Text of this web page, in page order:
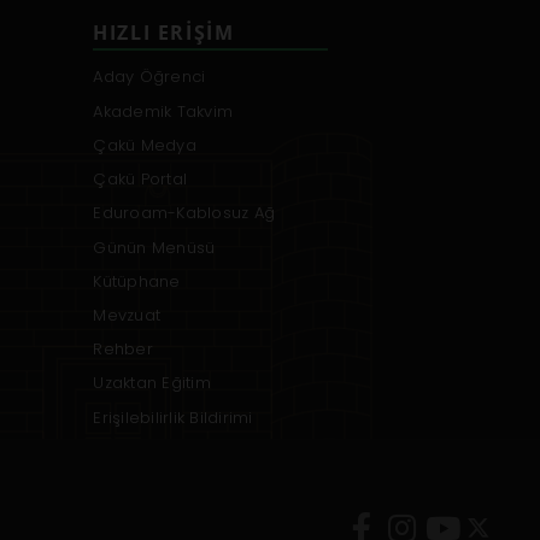
HIZLI ERIŞIM
Aday Öğrenci
Akademik Takvim
Çakü Medya
Çakü Portal
Eduroam-Kablosuz Ağ
Günün Menüsü
Kütüphane
Mevzuat
Rehber
Uzaktan Eğitim
Erişilebilirlik Bildirimi